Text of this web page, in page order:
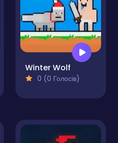
Winter Wolf
0 (0 Голосів)